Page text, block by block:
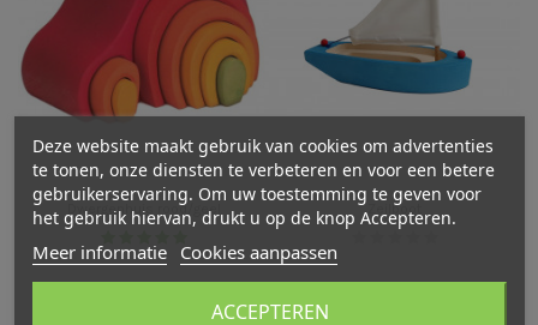
Dwergenhuis rood/geel Zeilboot
Deze website maakt gebruik van cookies om advertenties
te tonen, onze diensten te verbeteren en voor een betere
gebruikerservaring. Om uw toestemming te geven voor
het gebruik hiervan, drukt u op de knop Accepteren.
Meer informatie Cookies aanpassen
ACCEPTEREN